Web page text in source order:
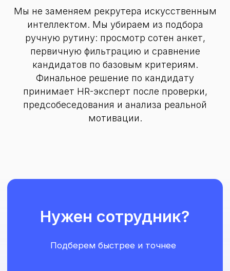
Мы не заменяем рекрутера искусственным
интеллектом. Мы убираем из подбора
ручную рутину: просмотр сотен анкет,
первичную фильтрацию и сравнение
кандидатов по базовым критериям.
Финальное решение по кандидату
принимает HR-эксперт после проверки,
предсобеседования и анализа реальной
мотивации.